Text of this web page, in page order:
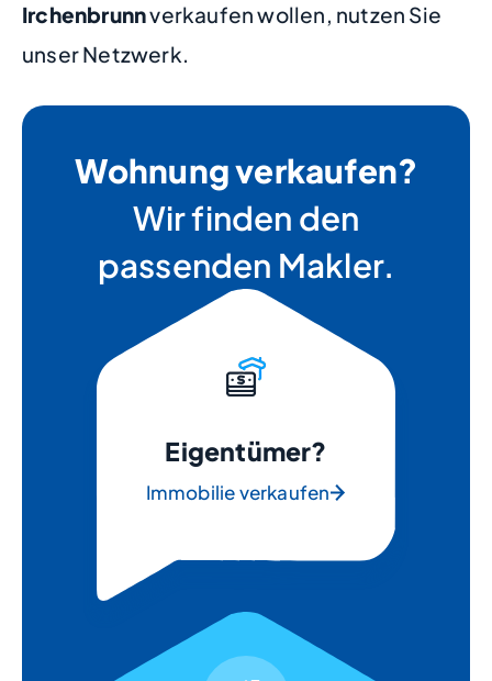
Irchenbrunnverkaufen wollen, nutzen Sie
unser Netzwerk.
Wohnung verkaufen?
Wir finden den
passenden Makler.
Eigentümer?
Immobilie verkaufen